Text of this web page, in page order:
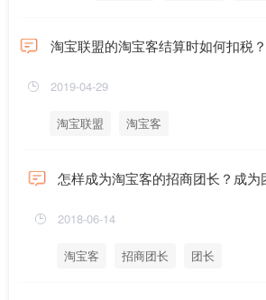
淘宝联盟的淘宝客结算时如何扣税？
2019-04-29
淘宝联盟 淘宝客
怎样成为淘宝客的招商团长？成为
2018-06-14
淘宝客 招商团长 团长